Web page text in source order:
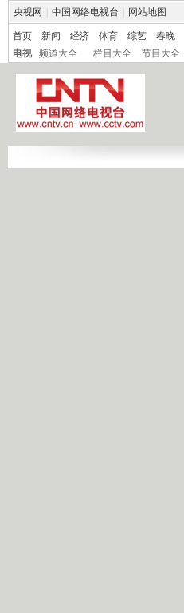
央视网 中国网络电视台 网站地图
首页 新闻 经济 体育 综艺 春晚
电视
频道大全 栏目大全 节目大全